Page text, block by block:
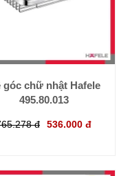
góc chữ nhật Hafele
495.80.013
đ 536.000 đ